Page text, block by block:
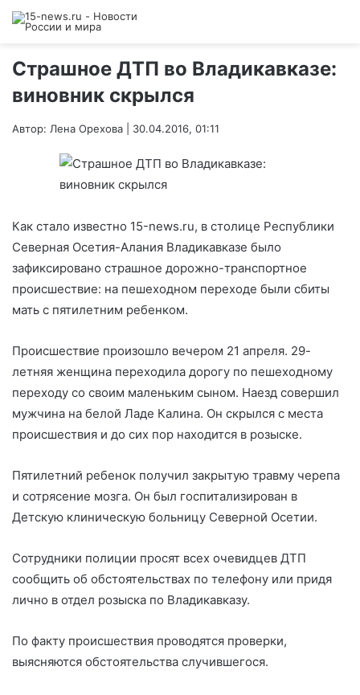
Страшное ДТП во Владикавказе:
виновник скрылся
Автор: Лена Орехова | 30.04.2016, 01:11
Как стало известно 15-news.ru, в столице Республики
Северная Осетия-Алания Владикавказе было
зафиксировано страшное дорожно-транспортное
происшествие: на пешеходном переходе были сбиты
мать с пятилетним ребенком.
Происшествие произошло вечером 21 апреля. 29-
летняя женщина переходила дорогу по пешеходному
переходу со своим маленьким сыном. Наезд совершил
мужчина на белой Ладе Калина. Он скрылся с места
происшествия и до сих пор находится в розыске.
Пятилетний ребенок получил закрытую травму черепа
и сотрясение мозга. Он был госпитализирован в
Детскую клиническую больницу Северной Осетии.
Сотрудники полиции просят всех очевидцев ДТП
сообщить об обстоятельствах по телефону или придя
лично в отдел розыска по Владикавказу.
По факту происшествия проводятся проверки,
выясняются обстоятельства случившегося.